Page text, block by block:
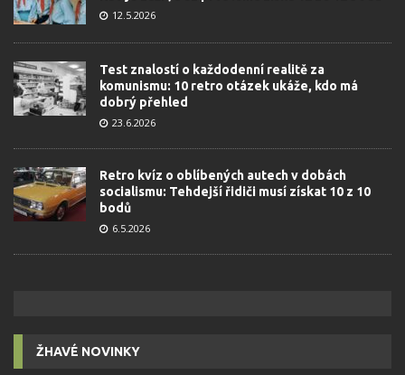
12.5.2026
Test znalostí o každodenní realitě za
komunismu: 10 retro otázek ukáže, kdo má
dobrý přehled
23.6.2026
Retro kvíz o oblíbených autech v dobách
socialismu: Tehdejší řidiči musí získat 10 z 10
bodů
6.5.2026
ŽHAVÉ NOVINKY